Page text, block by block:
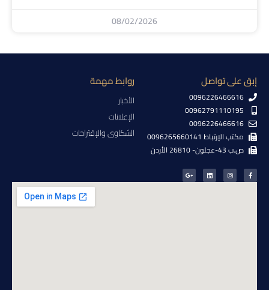
08/02/2026
إبق على تواصل
0096226466616
00962791110195
0096226466616
مكتب الإرتباط 0096265660141
ص.ب 43-عجلون- 26810 الأردن
روابط مهمة
الأخبار
الإعلانات
الشكاوى والإقتراحات